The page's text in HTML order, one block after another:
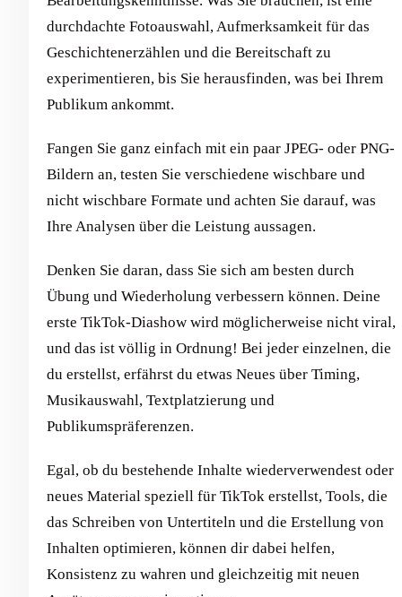
durchdachte Fotoauswahl, Aufmerksamkeit für das
Geschichtenerzählen und die Bereitschaft zu
experimentieren, bis Sie herausfinden, was bei Ihrem
Publikum ankommt.
Fangen Sie ganz einfach mit ein paar JPEG- oder PNG-
Bildern an, testen Sie verschiedene wischbare und
nicht wischbare Formate und achten Sie darauf, was
Ihre Analysen über die Leistung aussagen.
Denken Sie daran, dass Sie sich am besten durch
Übung und Wiederholung verbessern können. Deine
erste TikTok-Diashow wird möglicherweise nicht viral,
und das ist völlig in Ordnung! Bei jeder einzelnen, die
du erstellst, erfährst du etwas Neues über Timing,
Musikauswahl, Textplatzierung und
Publikumspräferenzen.
Egal, ob du bestehende Inhalte wiederverwendest oder
neues Material speziell für TikTok erstellst, Tools, die
das Schreiben von Untertiteln und die Erstellung von
Inhalten optimieren, können dir dabei helfen,
Konsistenz zu wahren und gleichzeitig mit neuen